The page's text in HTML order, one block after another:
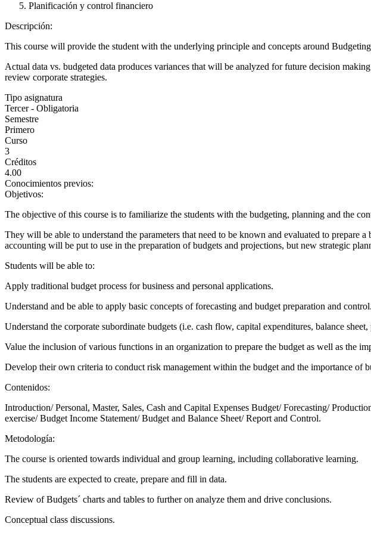
Planificación y control financiero
Descripción:
This course will provide the student with the underlying principle and concepts around
Actual data vs. budgeted data produces variances that will be analyzed for future decision
review corporate strategies.
Tipo asignatura
Tercer - Obligatoria
Semestre
Primero
Curso
3
Créditos
4.00
Conocimientos previos:
Objetivos:
The objective of this course is to familiarize the students with the budgeting, planning and the
They will be able to understand the parameters that need to be known and evaluated to
accounting will be put to use in the preparation of budgets and projections, but new strategic
Students will be able to:
Apply traditional budget process for business and personal applications.
Understand and be able to apply basic concepts of forecasting and budget preparation and
Understand the corporate subordinate budgets (i.e. cash flow, capital expenditures, balance
Value the inclusion of various functions in an organization to prepare the budget as well as the
Develop their own criteria to conduct risk management within the budget and the importance of
Contenidos:
Introduction/ Personal, Master, Sales, Cash and Capital Expenses Budget/ Forecasting/
exercise/ Budget Income Statement/ Budget and Balance Sheet/ Report and Control.
Metodología:
The course is oriented towards individual and group learning, including collaborative learning.
The students are expected to create, prepare and fill in data.
Review of Budgets´ charts and tables to further on analyze them and drive conclusions.
Conceptual class discussions.